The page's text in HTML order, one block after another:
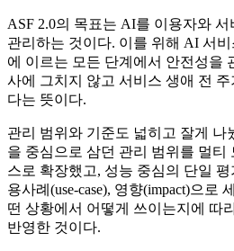
ASF 2.0의 목표는 AI를 이용자와 서
관리하는 것이다. 이를 위해 AI 서
에 이르는 모든 단계에서 안전성을
사에 그치지 않고 서비스 생애 전
다는 뜻이다.
관리 범위와 기준도 넓히고 잘게 나
을 중심으로 삼던 관리 범위를 멀티
스로 확장했고, 성능 중심의 단일
용사례(use-case), 영향(impact)으로
떤 상황에서 어떻게 쓰이는지에 따
반영한 것이다.